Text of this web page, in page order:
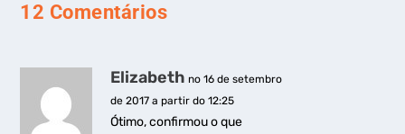
12 Comentários
Elizabeth no 16 de setembro
de 2017 a partir do 12:25
Ótimo, confirmou o que